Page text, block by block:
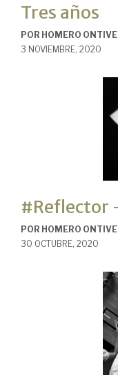
Tres años
POR HOMERO
3 NOVIEMBRE, 2020
#Reflector
POR HOMERO
30 OCTUBRE, 2020